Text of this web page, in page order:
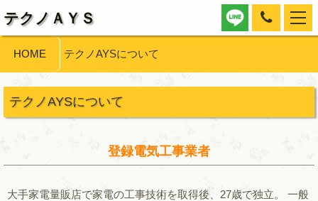
テクノＡＹＳ
HOME テクノAYSについて
テクノAYSについて
登録電気工事業者
大手家電量販店で家電の工事技術を取得後、27歳で独立。 一般